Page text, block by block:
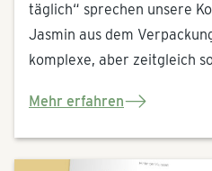
täglich“ sprechen unsere
Jasmin aus dem
komplexe, aber zeitgleich
Mehr erfahren